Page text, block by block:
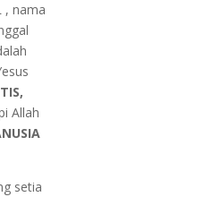
, nama
Allah
setia